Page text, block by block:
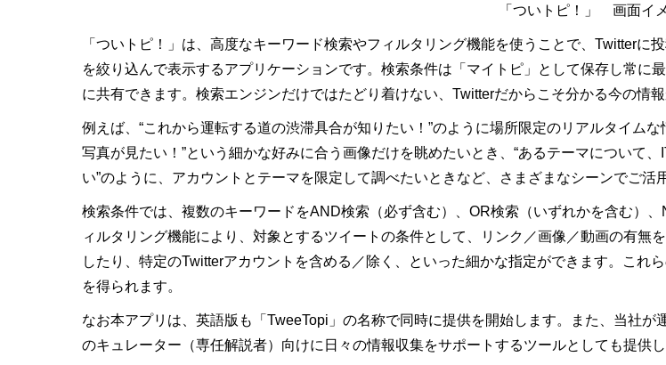
「ついトピ！」 画面イ
「ついトピ！」は、高度なキーワード検索やフィルタリング機能を使うことで、Twitter
を絞り込んで表示するアプリケーションです。検索条件は「マイトピ」として保存し常に
に共有できます。検索エンジンだけではたどり着けない、Twitterだからこそ分かる今の情
例えば、“これから運転する道の渋滞具合が知りたい！”のように場所限定のリアルタイム
写真が見たい！”という細かな好みに合う画像だけを眺めたいとき、“あるテーマについて
い”のように、アカウントとテーマを限定して調べたいときなど、さまざまなシーンでご活
検索条件では、複数のキーワードをAND検索（必ず含む）、OR検索（いずれかを含む）
ィルタリング機能により、対象とするツイートの条件として、リンク／画像／動画の有
したり、特定のTwitterアカウントを含める／除く、といった細かな指定ができます。こ
を得られます。
なお本アプリは、英語版も「TweeTopi」の名称で同時に提供を開始します。また、当社
のキュレーター（専任解説者）向けに日々の情報収集をサポートするツールとしても提供し